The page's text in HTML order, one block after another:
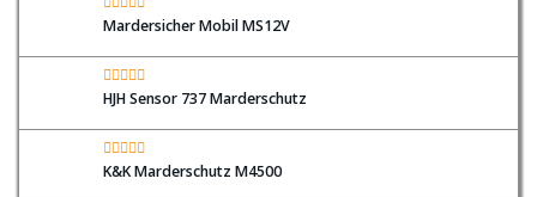
Mardersicher Mobil MS12V
HJH Sensor 737 Marderschutz
K&K Marderschutz M4500